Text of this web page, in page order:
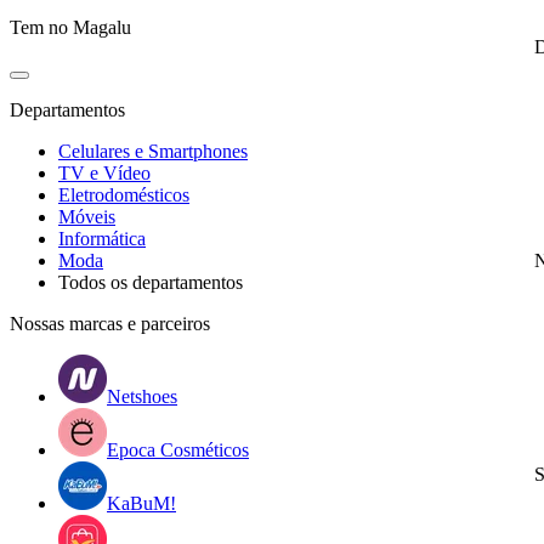
Tem no Magalu
Departamentos
Celulares e Smartphones
TV e Vídeo
Eletrodomésticos
Móveis
Informática
Moda
Todos os departamentos
Nossas marcas e parceiros
Netshoes
Epoca Cosméticos
KaBuM!